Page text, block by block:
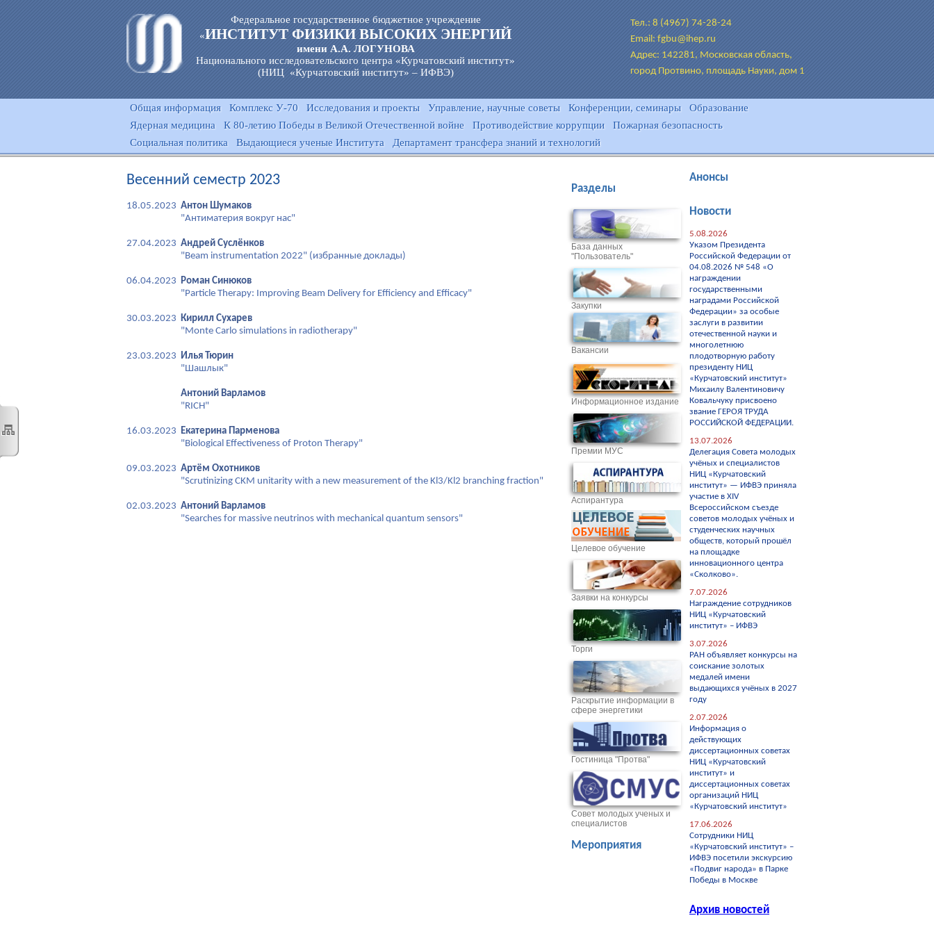
Федеральное государственное бюджетное учреждение
«ИНСТИТУТ ФИЗИКИ ВЫСОКИХ ЭНЕРГИЙ
имени А.А. ЛОГУНОВА
Национального исследовательского центра «Курчатовский институт»
(НИЦ «Курчатовский институт» – ИФВЭ)
Тел.: 8 (4967) 74-28-24
Email: fgbu@ihep.ru
Адрес: 142281, Московская область,
город Протвино, площадь Науки, дом 1
Общая информация Комплекс У-70 Исследования и проекты Управление, научные советы Конференции, семинары
Образование
Ядерная медицина
К 80-летию Победы в Великой Отечественной войне Противодействие коррупции
Пожарная безопасность
Социальная политика
Выдающиеся ученые Института Департамент трансфера знаний и технологий
Весенний семестр 2023
18.05.2023 Антон Шумаков
"Антиматерия вокруг нас"
27.04.2023 Андрей Суслёнков
"Beam instrumentation 2022" (избранные доклады)
06.04.2023 Роман Синюков
"Particle Therapy: Improving Beam Delivery for Efficiency and Efficacy"
30.03.2023 Кирилл Сухарев
"Monte Carlo simulations in radiotherapy"
23.03.2023 Илья Тюрин
"Шашлык"
Антоний Варламов
"RICH"
16.03.2023 Екатерина Парменова
"Biological Effectiveness of Proton Therapy"
09.03.2023 Артём Охотников
"Scrutinizing CKM unitarity with a new measurement of the Kl3/Kl2 branching fraction"
02.03.2023 Антоний Варламов
"Searches for massive neutrinos with mechanical quantum sensors"
Разделы
База данных
"Пользователь"
Закупки
Вакансии
Информационное издание
Премии МУС
Аспирантура
Целевое обучение
Заявки на конкурсы
Торги
Раскрытие информации в
сфере энергетики
Гостиница "Протва"
Совет молодых ученых и
специалистов
Мероприятия
Анонсы
Новости
5.08.2026
Указом Президента
Российской Федерации от
04.08.2026 № 548 «О
награждении
государственными
наградами Российской
Федерации» за особые
заслуги в развитии
отечественной науки и
многолетнюю
плодотворную работу
президенту НИЦ
«Курчатовский институт»
Михаилу Валентиновичу
Ковальчуку присвоено
звание ГЕРОЯ ТРУДА
РОССИЙСКОЙ ФЕДЕРАЦИИ.
13.07.2026
Делегация Совета молодых
учёных и специалистов
НИЦ «Курчатовский
институт» — ИФВЭ приняла
участие в XIV
Всероссийском съезде
советов молодых учёных и
студенческих научных
обществ, который прошёл
на площадке
инновационного центра
«Сколково».
7.07.2026
Награждение сотрудников
НИЦ «Курчатовский
институт» – ИФВЭ
3.07.2026
РАН объявляет конкурсы на
соискание золотых
медалей имени
выдающихся учёных в 2027
году
2.07.2026
Информация о
действующих
диссертационных советах
НИЦ «Курчатовский
институт» и
диссертационных советах
организаций НИЦ
«Курчатовский институт»
17.06.2026
Сотрудники НИЦ
«Курчатовский институт» –
ИФВЭ посетили экскурсию
«Подвиг народа» в Парке
Победы в Москве
Архив новостей